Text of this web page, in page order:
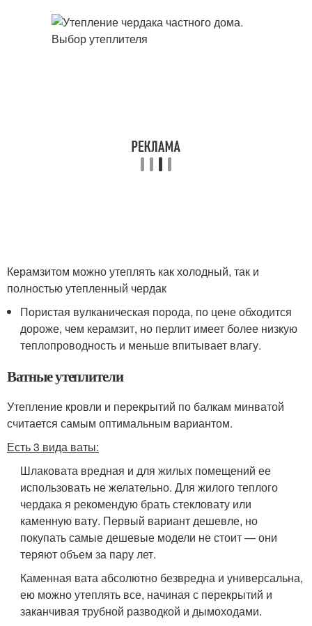
Керамзитом можно утеплять как холодный, так и
полностью утепленный чердак
Пористая вулканическая порода, по цене обходится
дороже, чем керамзит, но перлит имеет более низкую
теплопроводность и меньше впитывает влагу.
Ватные утеплители
Утепление кровли и перекрытий по балкам минватой
считается самым оптимальным вариантом.
Есть 3 вида ваты:
Шлаковата вредная и для жилых помещений ее
использовать не желательно. Для жилого теплого
чердака я рекомендую брать стекловату или
каменную вату. Первый вариант дешевле, но
покупать самые дешевые модели не стоит — они
теряют объем за пару лет.
Каменная вата абсолютно безвредна и универсальна,
ею можно утеплять все, начиная с перекрытий и
заканчивая трубной разводкой и дымоходами.